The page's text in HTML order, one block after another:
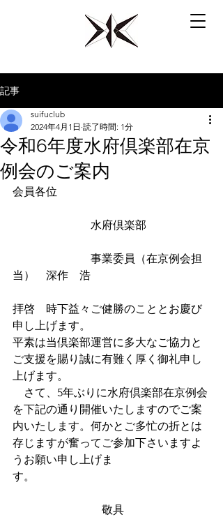
記事
令和6年度水府倶楽部在京
例会のご案内
suifuclub
2024年4月1日 読了時間: 1分
会員各位
水府倶楽部
事業委員（在京例会担
当）
深作　浩
拝啓　時下益々ご健勝のこととお慶び
申し上げます。
平素は当倶楽部運営に多大なご協力と
ご支援を賜り誠に有難く厚く御礼申し
上げます。
さて、 5年ぶりに水府倶楽部在京例会
を下記の通り開催いたしますのでご案
内いたします。何かとご多忙の折とは
存じますが奮ってご参加下さいますよ
うお願い申し上げま
す。
敬具